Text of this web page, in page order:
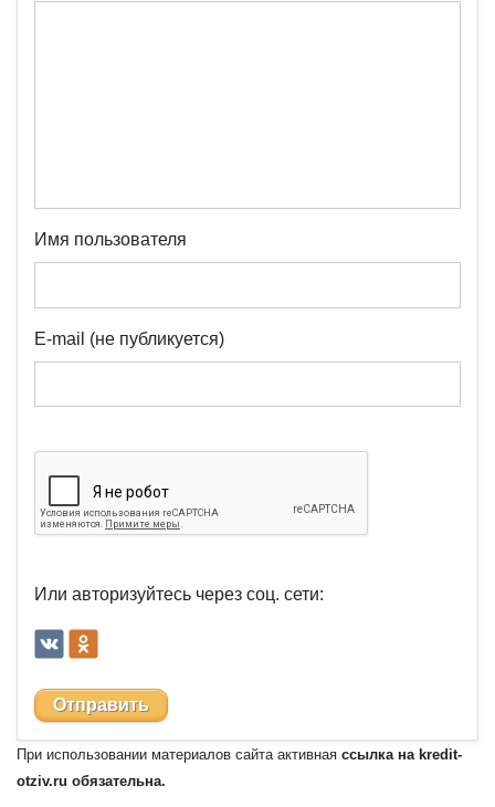
Имя пользователя
E-mail (не публикуется)
Или авторизуйтесь через соц. сети:
Отправить
При использовании материалов сайта активная ссылка на kredit-
otziv.ru обязательна.